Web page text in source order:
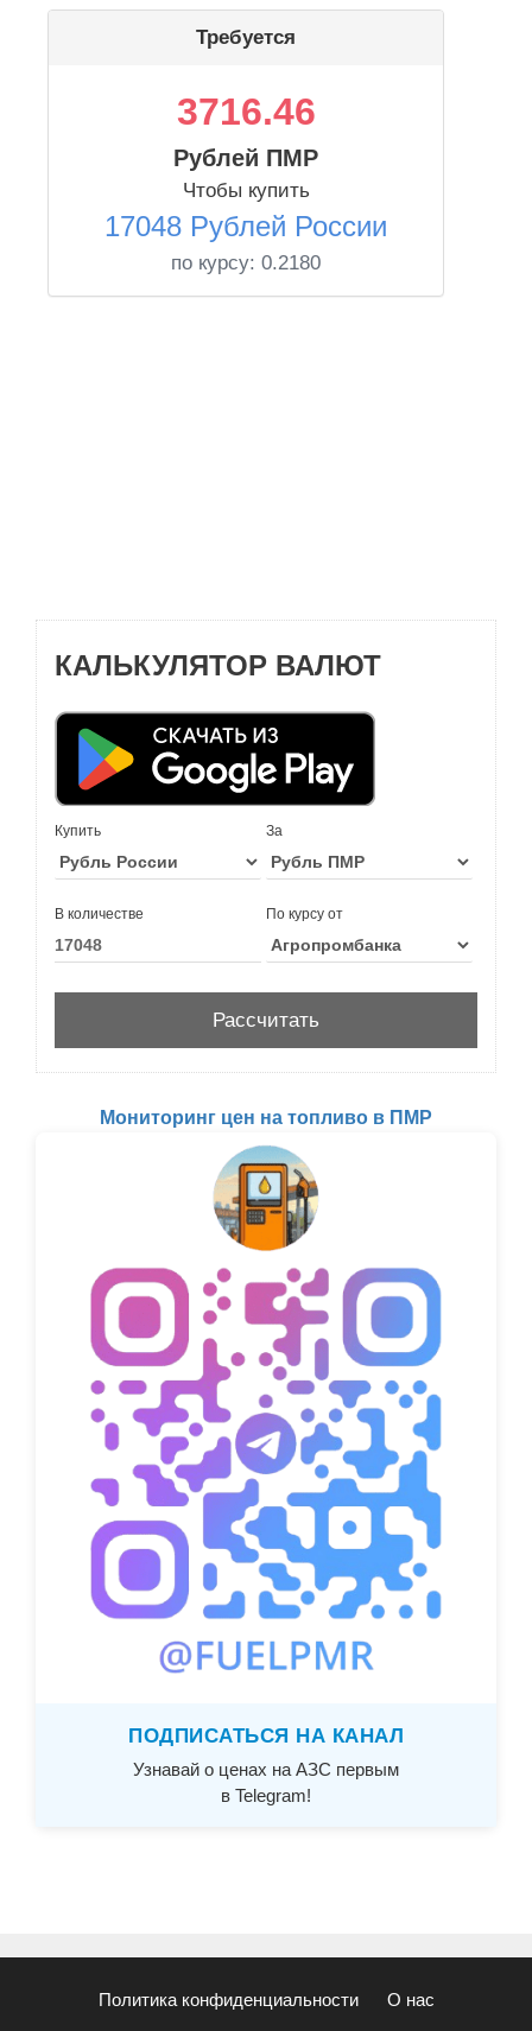
Требуется
3716.46
Рублей ПМР
Чтобы купить
17048 Рублей России
по курсу: 0.2180
КАЛЬКУЛЯТОР ВАЛЮТ
Купить За
В количестве По курсу от
Мониторинг цен на топливо в ПМР
ПОДПИСАТЬСЯ НА КАНАЛ
Узнавай о ценах на АЗС первым
в Telegram!
Политика конфиденциальности О нас